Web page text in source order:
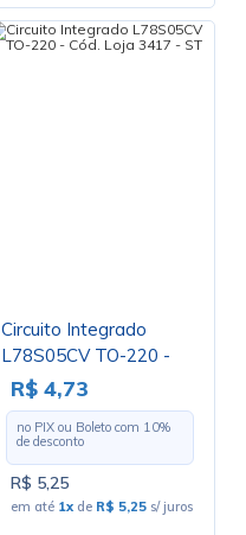
Circuito Integrado
L78S05CV TO-220 -
Cód. Loja 3417 - ST
R$ 4,73
no PIX ou Boleto com 10%
de desconto
R$ 5,25
em até 1x de R$ 5,25 s/ juros